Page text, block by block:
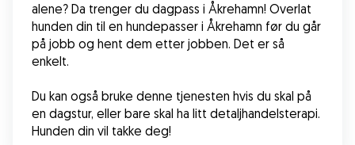
alene? Da trenger du dagpass i Åkrehamn! Overlat
hunden din til en hundepasser i Åkrehamn før du går
på jobb og hent dem etter jobben. Det er så
enkelt.
Du kan også bruke denne tjenesten hvis du skal på
en dagstur, eller bare skal ha litt detaljhandelsterapi.
Hunden din vil takke deg!